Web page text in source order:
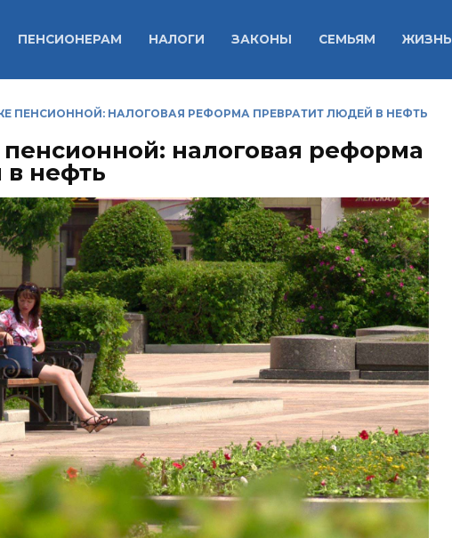
ПЕНСИОНЕРАМ НАЛОГИ ЗАКОНЫ СЕМЬЯМ ЖИЗНЬ
ПЕНСИОННОЙ: НАЛОГОВАЯ РЕФОРМА ПРЕВРАТИТ ЛЮДЕЙ В НЕФТЬ
налоговая реформа
в нефть